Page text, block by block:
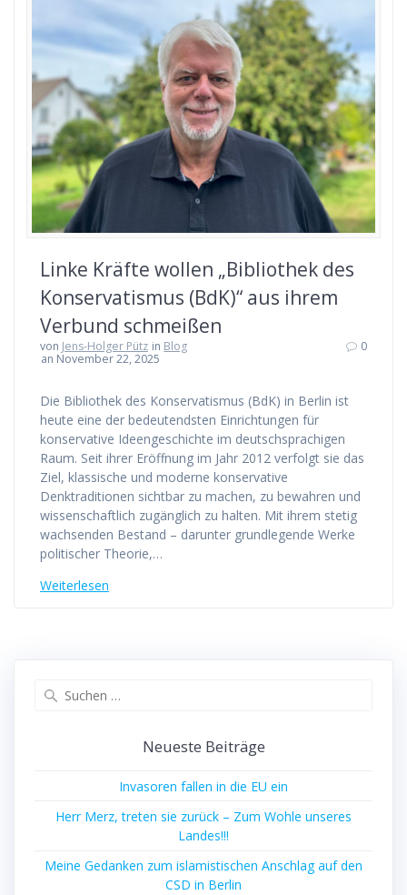
Linke Kräfte wollen „Bibliothek des
Konservatismus (BdK)“ aus ihrem
Verbund schmeißen
von Jens-Holger Pütz in Blog
an November 22, 2025
0
Die Bibliothek des Konservatismus (BdK) in Berlin ist
heute eine der bedeutendsten Einrichtungen für
konservative Ideengeschichte im deutschsprachigen
Raum. Seit ihrer Eröffnung im Jahr 2012 verfolgt sie das
Ziel, klassische und moderne konservative
Denktraditionen sichtbar zu machen, zu bewahren und
wissenschaftlich zugänglich zu halten. Mit ihrem stetig
wachsenden Bestand – darunter grundlegende Werke
politischer Theorie,…
Weiterlesen
Neueste Beiträge
Invasoren fallen in die EU ein
Herr Merz, treten sie zurück – Zum Wohle unseres
Landes!!!
Meine Gedanken zum islamistischen Anschlag auf den
CSD in Berlin